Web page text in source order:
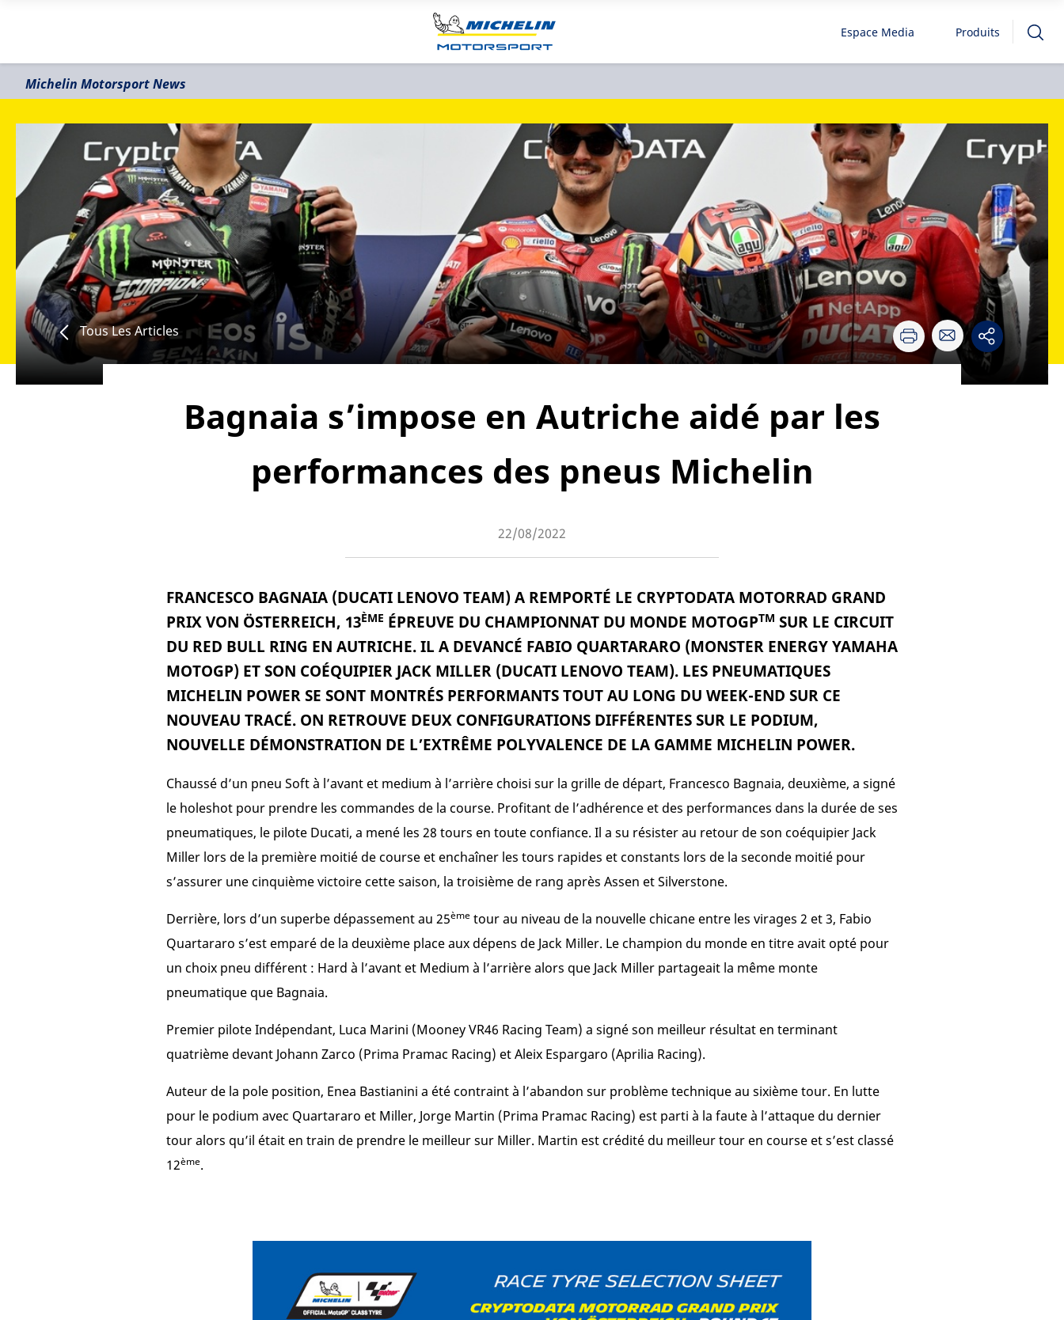
Espace Media Produits
Michelin Motorsport News
Tous Les Articles
Bagnaia s’impose en Autriche aidé par les
performances des pneus Michelin
22/08/2022
FRANCESCO BAGNAIA (DUCATI LENOVO TEAM) A REMPORTÉ LE CRYPTODATA MOTORRAD GRAND
PRIX VON ÖSTERREICH, 13ÈME ÉPREUVE DU CHAMPIONNAT DU MONDE MOTOGPTM SUR LE CIRCUIT
DU RED BULL RING EN AUTRICHE. IL A DEVANCÉ FABIO QUARTARARO (MONSTER ENERGY YAMAHA
MOTOGP) ET SON COÉQUIPIER JACK MILLER (DUCATI LENOVO TEAM). LES PNEUMATIQUES
MICHELIN POWER SE SONT MONTRÉS PERFORMANTS TOUT AU LONG DU WEEK-END SUR CE
NOUVEAU TRACÉ. ON RETROUVE DEUX CONFIGURATIONS DIFFÉRENTES SUR LE PODIUM,
NOUVELLE DÉMONSTRATION DE L’EXTRÊME POLYVALENCE DE LA GAMME MICHELIN POWER.
Chaussé d’un pneu Soft à l’avant et medium à l’arrière choisi sur la grille de départ, Francesco Bagnaia, deuxième, a signé
le holeshot pour prendre les commandes de la course. Profitant de l’adhérence et des performances dans la durée de ses
pneumatiques, le pilote Ducati, a mené les 28 tours en toute confiance. Il a su résister au retour de son coéquipier Jack
Miller lors de la première moitié de course et enchaîner les tours rapides et constants lors de la seconde moitié pour
s’assurer une cinquième victoire cette saison, la troisième de rang après Assen et Silverstone.
Derrière, lors d’un superbe dépassement au 25èmetour au niveau de la nouvelle chicane entre les virages 2 et 3, Fabio
Quartararo s’est emparé de la deuxième place aux dépens de Jack Miller. Le champion du monde en titre avait opté pour
un choix pneu différent : Hard à l’avant et Medium à l’arrière alors que Jack Miller partageait la même monte
pneumatique que Bagnaia.
Premier pilote Indépendant, Luca Marini (Mooney VR46 Racing Team) a signé son meilleur résultat en terminant
quatrième devant Johann Zarco (Prima Pramac Racing) et Aleix Espargaro (Aprilia Racing).
Auteur de la pole position, Enea Bastianini a été contraint à l’abandon sur problème technique au sixième tour. En lutte
pour le podium avec Quartararo et Miller, Jorge Martin (Prima Pramac Racing) est parti à la faute à l’attaque du dernier
tour alors qu’il était en train de prendre le meilleur sur Miller. Martin est crédité du meilleur tour en course et s’est classé
12ème.